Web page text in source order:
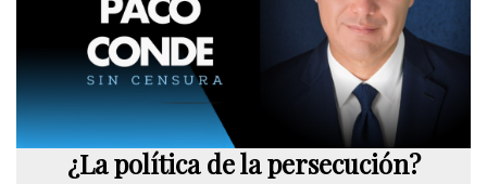
¿La política de la persecución?